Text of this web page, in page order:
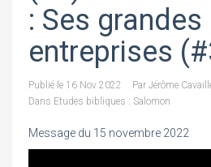
: Ses grandes
entreprises
Publié le 16 Nov 2022 Par Jérôme
Dans Etudes bibliques : Salomon
Message du 15 novembre 2022